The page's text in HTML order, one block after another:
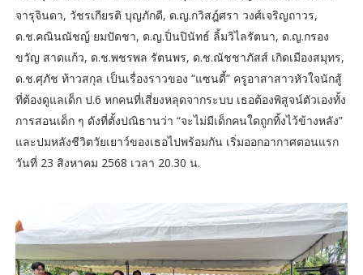
จารุจินดา, วัชรเกียรติ บุญภักดี, ด.ญ.กวิสฎ์ศรา วงศ์เจริญถาวร,
ด.ช.คณินณัชญ์ ยมปัดชา, ด.ญ.ปิ่นปินัทธ์ ลิ้มวิไลรัตนา, ด.ญ.กรอง
ขวัญ สาดแก้ว, ด.ช.พชรพล รัตนพร, ด.ช.ณัชชาภัสส์ เกิดเมืองสมุทร,
ด.ช.ศุภัช ท้าวสกุล เป็นเรื่องราวของ “แซนดี้” ครูอาสาสาวหัวใจนักสู้
ที่ต้องดูแลเด็ก ป.6 หกคนที่เสี่ยงหลุดจากระบบ เธอต้องพิสูจน์ตัวเองทั้ง
การสอนเด็ก ๆ ดังที่ตั้งปณิธานว่า “จะไม่มีเด็กคนใดถูกทิ้งไว้ข้างหลัง”
และปมหลังชีวิตวัยเยาว์ของเธอไปพร้อมกัน เริ่มออกอากาศตอนแรก
วันที่ 23 สิงหาคม 2568 เวลา 20.30 น.